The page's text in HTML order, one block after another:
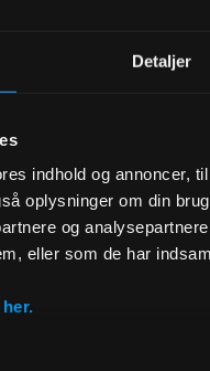
Detaljer
indhold og annoncer,
oplysninger om din
og
eller som de har
her.